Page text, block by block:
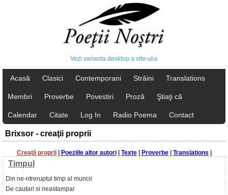
Vezi varianta desktop a site-ului
Acasă Clasici Contemporani Străini Translations
Membri Proverbe Povestiri Proză Ştiaţi că
Calendar Citate Log In Radio Poema Contact
Brixsor - creaţii proprii
Creaţii proprii| Poeziile altor autori| Texte| Proverbe| Translations
Timpul
Din ne-ntreruptul timp al muncii
De cautari si neastampar